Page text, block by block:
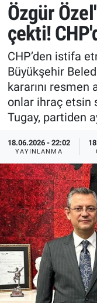
Özgür
çekti!
CHP’den istifa
Büyükşehir
kararını resmen
onlar ihraç etsin
Tugay, partiden
18.06.2026 - 22:02
YAYINLANMA
Erişim
Ekonomi
Trend
Özel Haberler
Erişim
Spor
Ekonomi
Dünya
Kadın
Erişim
Sağlık
Teknoloji
Erişim
Tüm
Son Dakika
Haber Arşivi